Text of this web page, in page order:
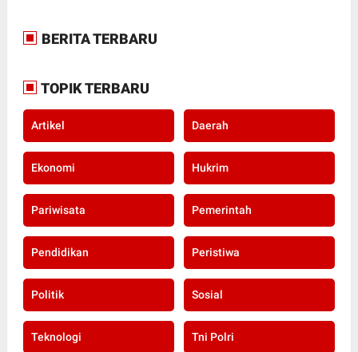
BERITA TERBARU
TOPIK TERBARU
Artikel Daerah
Ekonomi Hukrim
Pariwisata Pemerintah
Pendidikan Peristiwa
Politik Sosial
Teknologi Tni Polri